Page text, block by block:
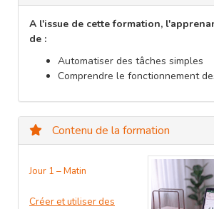
A l'issue de cette formation,
de :
Automatiser des tâches simples
Comprendre le fonctionnement
Contenu de la formation
Jour 1 – Matin
Créer et utiliser des